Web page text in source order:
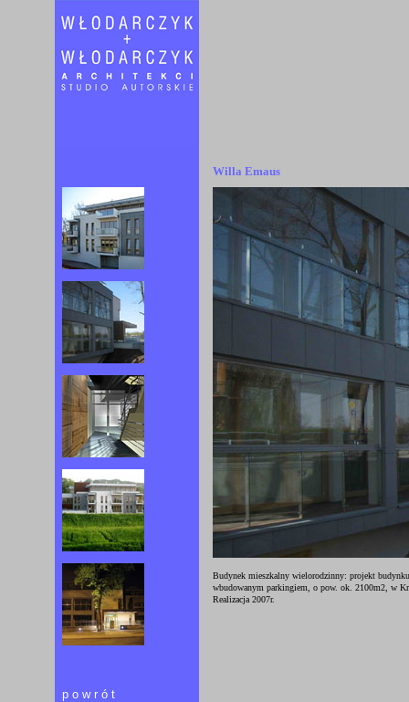
Willa Emaus
powrót
Budynek mieszkalny wielorodzinny: projekt
wbudowanym parkingiem, o pow. ok. 2100m2, w
Realizacja 2007r.